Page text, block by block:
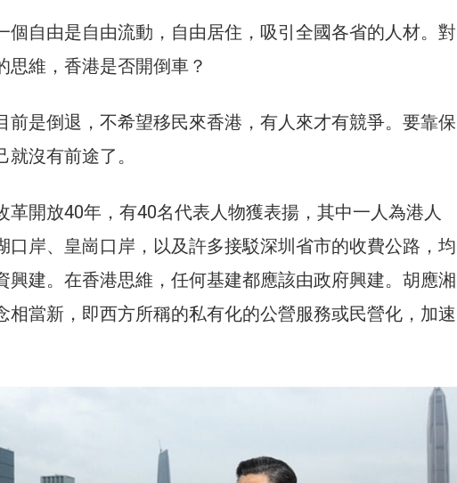
個自由是自由流動，自由居住，吸引全國各省的人材。對
思維，香港是否開倒車？
前是倒退，不希望移民來香港，有人來才有競爭。要靠保
沒有前途了。
革開放40年，有40名代表人物獲表揚，其中一人為港人
口岸、皇崗口岸，以及許多接駁深圳省市的收費公路，均
興建。在香港思維，任何基建都應該由政府興建。胡應湘
相當新，即西方所稱的私有化的公營服務或民營化，加速